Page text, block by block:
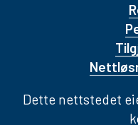
Dette nettstedet